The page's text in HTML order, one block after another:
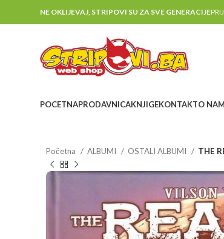
NE OKLIJEVAJ, STRIPOVI SU ZA SVE GENERACIJE
POCETNAPRODAVNICAKNJIGEKONTAKTO
Početna ALBUMI OSTALI ALBUMI THE